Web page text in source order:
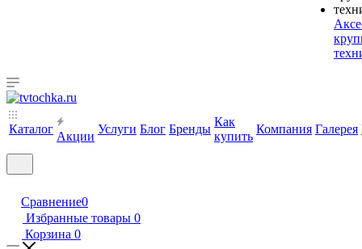
Каталог
Акции
Услуги Блог Бренды
Как
купить
Компания Галерея
Сравнение0
Избранные товары 0
Корзина 0